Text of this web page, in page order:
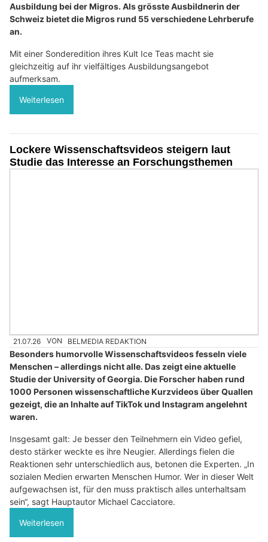
Ausbildung bei der Migros. Als grösste Ausbildnerin der
Schweiz bietet die Migros rund 55 verschiedene Lehrberufe
an.
Mit einer Sonderedition ihres Kult Ice Teas macht sie
gleichzeitig auf ihr vielfältiges Ausbildungsangebot
aufmerksam.
Weiterlesen
Lockere Wissenschaftsvideos steigern laut
Studie das Interesse an Forschungsthemen
21.07.26 VON BELMEDIA REDAKTION
Besonders humorvolle Wissenschaftsvideos fesseln viele
Menschen – allerdings nicht alle. Das zeigt eine aktuelle
Studie der University of Georgia. Die Forscher haben rund
1000 Personen wissenschaftliche Kurzvideos über Quallen
gezeigt, die an Inhalte auf TikTok und Instagram angelehnt
waren.
Insgesamt galt: Je besser den Teilnehmern ein Video gefiel,
desto stärker weckte es ihre Neugier. Allerdings fielen die
Reaktionen sehr unterschiedlich aus, betonen die Experten. „In
sozialen Medien erwarten Menschen Humor. Wer in dieser Welt
aufgewachsen ist, für den muss praktisch alles unterhaltsam
sein“, sagt Hauptautor Michael Cacciatore.
Weiterlesen